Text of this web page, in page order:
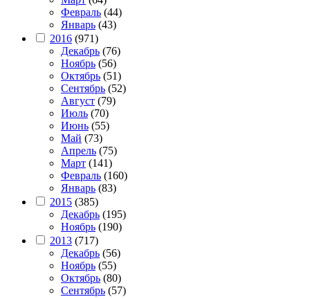
Февраль (44)
Январь (43)
2016 (971)
Декабрь (76)
Ноябрь (56)
Октябрь (51)
Сентябрь (52)
Август (79)
Июль (70)
Июнь (55)
Май (73)
Апрель (75)
Март (141)
Февраль (160)
Январь (83)
2015 (385)
Декабрь (195)
Ноябрь (190)
2013 (717)
Декабрь (56)
Ноябрь (55)
Октябрь (80)
Сентябрь (57)